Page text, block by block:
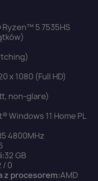
Ryzen™ 5 7535HS
x 1080 (Full HD)
non-glare)
Windows 11 Home PL
4800MHz
32 GB
/ 0
z procesorem:AMD
×
products in your